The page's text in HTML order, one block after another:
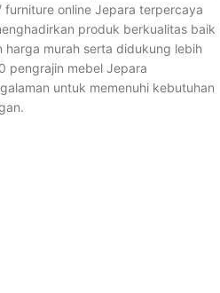
furniture online Jepara terpercaya
produk berkualitas baik
harga murah serta didukung lebih
pengrajin mebel Jepara
untuk memenuhi kebutuhan